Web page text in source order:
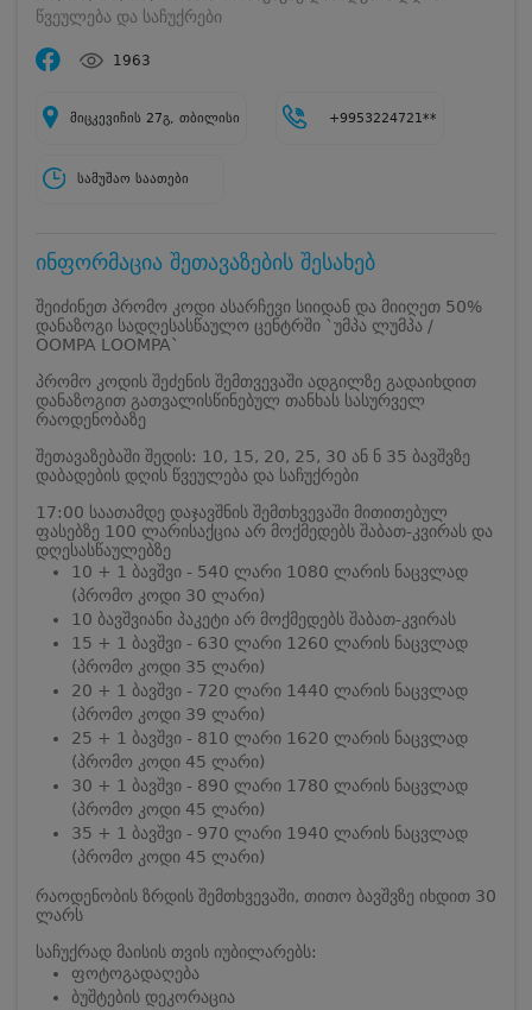
წვეულება და საჩუქრები
1963
მიცკევიჩის 27გ, თბილისი +9953224721**
სამუშაო საათები
ინფორმაცია შეთავაზების შესახებ
შეიძინეთ პრომო კოდი ასარჩევი სიიდან და მიიღეთ 50%
დანაზოგი სადღესასწაულო ცენტრში `უმპა ლუმპა /
OOMPA LOOMPA`
პრომო კოდის შეძენის შემთვევაში ადგილზე გადაიხდით
დანაზოგით გათვალისწინებულ თანხას სასურველ
რაოდენობაზე
შეთავაზებაში შედის: 10, 15, 20, 25, 30 ან ნ 35 ბავშვზე
დაბადების დღის წვეულება და საჩუქრები
17:00 საათამდე დაჯავშნის შემთხვევაში მითითებულ
ფასებზე 100 ლარისაქცია არ მოქმედებს შაბათ-კვირას და
დღესასწაულებზე
10 + 1 ბავშვი - 540 ლარი 1080 ლარის ნაცვლად
(პრომო კოდი 30 ლარი)
10 ბავშვიანი პაკეტი არ მოქმედებს შაბათ-კვირას
15 + 1 ბავშვი - 630 ლარი 1260 ლარის ნაცვლად
(პრომო კოდი 35 ლარი)
20 + 1 ბავშვი - 720 ლარი 1440 ლარის ნაცვლად
(პრომო კოდი 39 ლარი)
25 + 1 ბავშვი - 810 ლარი 1620 ლარის ნაცვლად
(პრომო კოდი 45 ლარი)
30 + 1 ბავშვი - 890 ლარი 1780 ლარის ნაცვლად
(პრომო კოდი 45 ლარი)
35 + 1 ბავშვი - 970 ლარი 1940 ლარის ნაცვლად
(პრომო კოდი 45 ლარი)
რაოდენობის ზრდის შემთხვევაში, თითო ბავშვზე იხდით 30
ლარს
საჩუქრად მაისის თვის იუბილარებს:
ფოტოგადაღება
ბუშტების დეკორაცია